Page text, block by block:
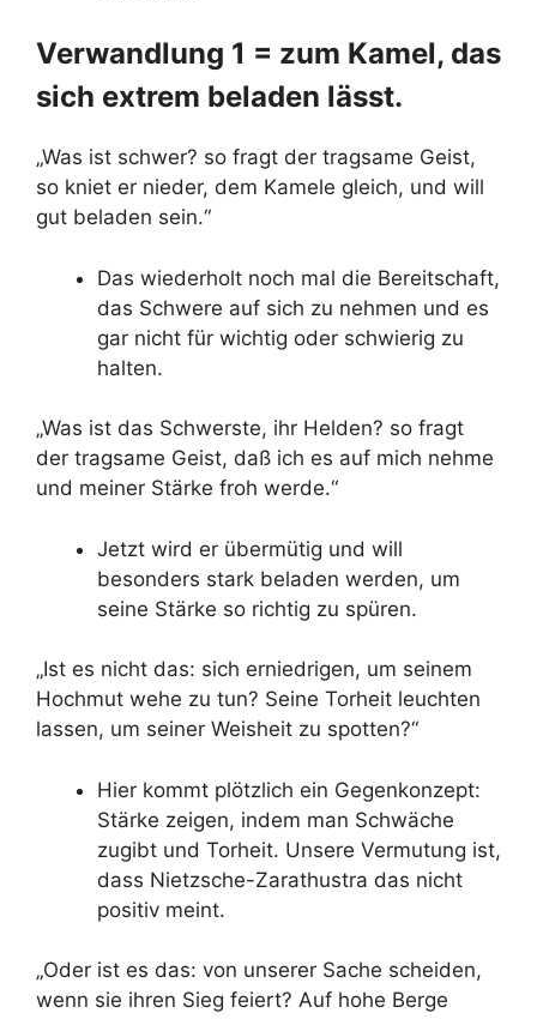
Verwandlung 1 = zum Kamel, das
sich extrem beladen lässt.
„Was ist schwer? so fragt der tragsame Geist,
so kniet er nieder, dem Kamele gleich, und will
gut beladen sein.“
Das wiederholt noch mal die Bereitschaft,
das Schwere auf sich zu nehmen und es
gar nicht für wichtig oder schwierig zu
halten.
„Was ist das Schwerste, ihr Helden? so fragt
der tragsame Geist, daß ich es auf mich nehme
und meiner Stärke froh werde.“
Jetzt wird er übermütig und will
besonders stark beladen werden, um
seine Stärke so richtig zu spüren.
„Ist es nicht das: sich erniedrigen, um seinem
Hochmut wehe zu tun? Seine Torheit leuchten
lassen, um seiner Weisheit zu spotten?“
Hier kommt plötzlich ein Gegenkonzept:
Stärke zeigen, indem man Schwäche
zugibt und Torheit. Unsere Vermutung ist,
dass Nietzsche-Zarathustra das nicht
positiv meint.
„Oder ist es das: von unserer Sache scheiden,
wenn sie ihren Sieg feiert? Auf hohe Berge